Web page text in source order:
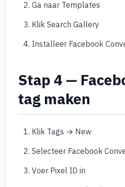
Ga naar Templates
Klik Search Gallery
Installeer Facebook
Stap 4 —
tag maken
Klik Tags → New
Selecteer Facebook
Voer Pixel ID in